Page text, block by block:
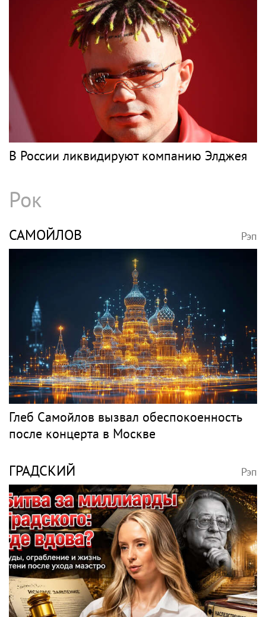
В России ликвидируют компанию Элджея
Рок
САМОЙЛОВ Рэп
Глеб Самойлов вызвал обеспокоенность
после концерта в Москве
ГРАДСКИЙ Рэп